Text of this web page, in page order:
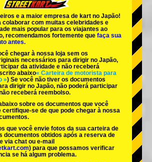
Tokyo Bay
Osaka
e a maior empresa de kart no Japão!
colaborar com muitas celebridades e
mais popular para os viajantes ao
recomendamos fortemente que faça sua
antes.
chegar à nossa loja sem os
necessários para dirigir no Japão,
da atividade e não receberá
abaixo« Carteira de motorista para
») Se você não tiver os documentos
dirigir no Japão, não poderá participar
receberá reembolso.
sobre os documentos que você
certifique-se de que pode chegar à nossa
que você envie fotos da sua carteira de
documentos obtidos após a reserva de
via chat ou e-mail
) para que possamos verificar
se há algum problema.